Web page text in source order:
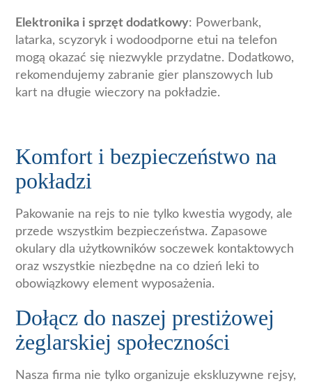
Elektronika i sprzęt dodatkowy: Powerbank,
latarka, scyzoryk i wodoodporne etui na telefon
mogą okazać się niezwykle przydatne. Dodatkowo,
rekomendujemy zabranie gier planszowych lub
kart na długie wieczory na pokładzie.
Komfort i bezpieczeństwo na
pokładzi
Pakowanie na rejs to nie tylko kwestia wygody, ale
przede wszystkim bezpieczeństwa. Zapasowe
okulary dla użytkowników soczewek kontaktowych
oraz wszystkie niezbędne na co dzień leki to
obowiązkowy element wyposażenia.
Dołącz do naszej prestiżowej
żeglarskiej społeczności
Nasza firma nie tylko organizuje ekskluzywne rejsy,